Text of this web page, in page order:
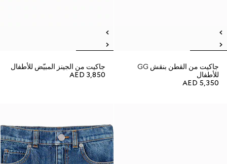
جاكيت من القطن بنقش GG
للأطفال
AED 5,350
جاكيت من الجينز المبيّض للأطفال
AED 3,850